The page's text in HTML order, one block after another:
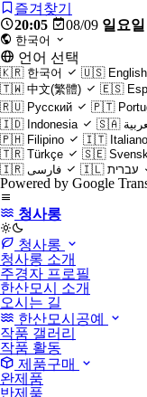
즐겨찾기
20:05
08/09 일요일
한국어
언어 선택
🇰🇷 한국어 🇺🇸 English
🇹🇼 中文(繁體) 🇪🇸
🇷🇺 Русский 🇵🇹
🇮🇩 Indonesia 🇸🇦
🇵🇭 Filipino 🇮🇹 Italiano
🇹🇷 Türkçe 🇸🇪
🇮🇷 فارسی 🇮🇱 עברית
Powered by Google
청사롱
light청사롱
청사롱 소개
주경자 프로필
한산모시 소개
오시는 길
한산모시공예
작품 갤러리
작품 활동
제품구매
완제품
반제품